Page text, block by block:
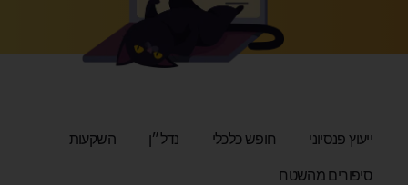
ייעוץ פנסיוני חופש כלכלי נדל״ן השקעות
סיפורים מהשטח